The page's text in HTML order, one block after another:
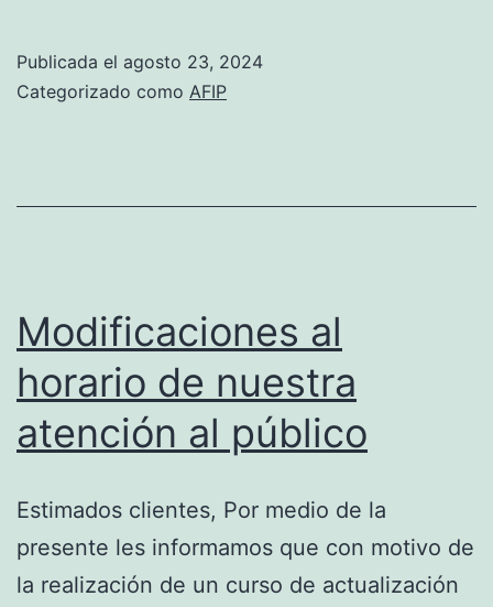
Publicada el agosto 23, 2024
Categorizado como AFIP
Modificaciones al
horario de nuestra
atención al público
Estimados clientes, Por medio de la
presente les informamos que con motivo de
la realización de un curso de actualización